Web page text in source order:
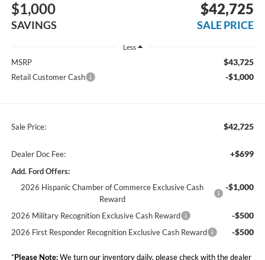
$1,000
SAVINGS
$42,725
SALE PRICE
Less
MSRP $43,725
Retail Customer Cash -$1,000
Sale Price: $42,725
Dealer Doc Fee: +$699
Add. Ford Offers:
2026 Hispanic Chamber of Commerce Exclusive Cash
Reward
-$1,000
2026 Military Recognition Exclusive Cash Reward -$500
2026 First Responder Recognition Exclusive Cash Reward -$500
*Please Note:We turn our inventory daily, please check with the dealer